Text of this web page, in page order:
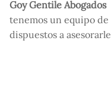
Goy Gentile Abogados
tenemos un equipo
dispuestos a